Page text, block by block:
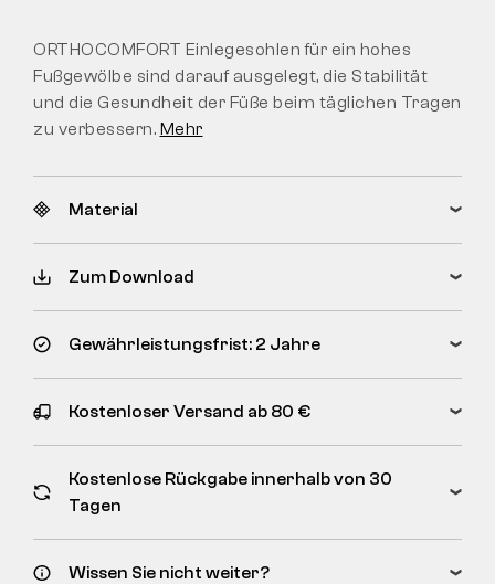
ORTHOCOMFORT Einlegesohlen für ein hohes
Fußgewölbe sind darauf ausgelegt, die Stabilität
und die Gesundheit der Füße beim täglichen Tragen
zu verbessern. Mehr
Material
Zum Download
Gewährleistungsfrist: 2 Jahre
Kostenloser Versand ab 80 €
Kostenlose Rückgabe innerhalb von 30
Tagen
Wissen Sie nicht weiter?